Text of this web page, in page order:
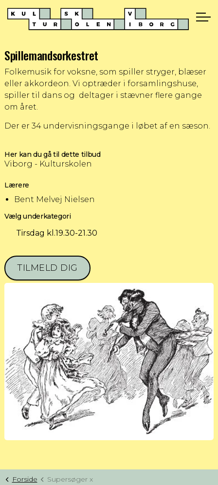
Spillemandsorkestret
Folkemusik for voksne, som spiller stryger, blæser
eller akkordeon. Vi optræder i forsamlingshuse,
spiller til dans og deltager i stævner flere gange
om året.
Der er 34 undervisningsgange i løbet af en sæson.
Her kan du gå til dette tilbud
Viborg - Kulturskolen
Lærere
Bent Melvej Nielsen
Vælg underkategori
Tirsdag kl.19.30-21.30
TILMELD DIG
Forside Supersøger x